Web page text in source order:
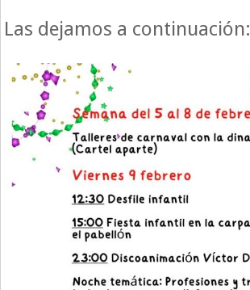
Las dejamos a continuación: